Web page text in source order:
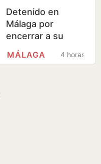
Detenido en
Málaga por
encerrar a su
mujer y amenazar
con quemar la4 horas
MÁLAGA